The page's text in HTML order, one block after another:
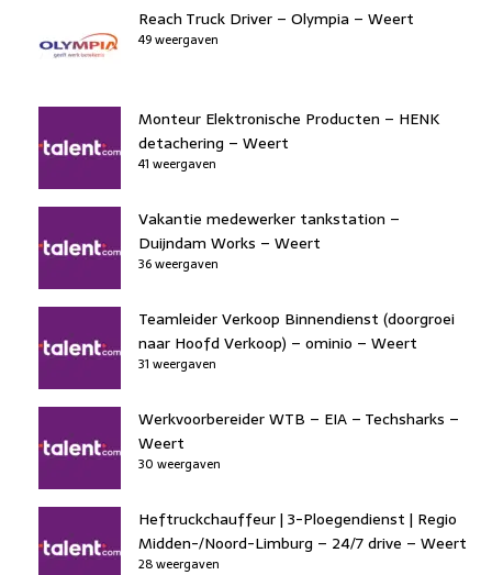
Reach Truck Driver – Olympia – Weert
49 weergaven
Monteur Elektronische Producten – HENK
detachering – Weert
41 weergaven
Vakantie medewerker tankstation –
Duijndam Works – Weert
36 weergaven
Teamleider Verkoop Binnendienst (doorgroei
naar Hoofd Verkoop) – ominio – Weert
31 weergaven
Werkvoorbereider WTB – EIA – Techsharks –
Weert
30 weergaven
Heftruckchauffeur | 3-Ploegendienst | Regio
Midden-/Noord-Limburg – 24/7 drive – Weert
28 weergaven